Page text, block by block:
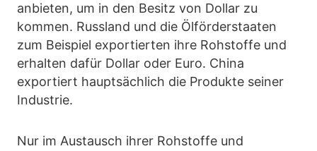
anbieten, um in den Besitz von Dollar zu
kommen. Russland und die Ölförderstaaten
zum Beispiel exportierten ihre Rohstoffe und
erhalten dafür Dollar oder Euro. China
exportiert hauptsächlich die Produkte seiner
Industrie.
Nur im Austausch ihrer Rohstoffe und